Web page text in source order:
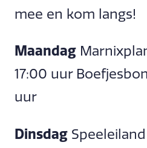
mee en kom langs!
Maandag
17:00 uur
uur
Dinsdag